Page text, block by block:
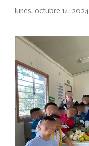
lunes, octubre 14, 2024